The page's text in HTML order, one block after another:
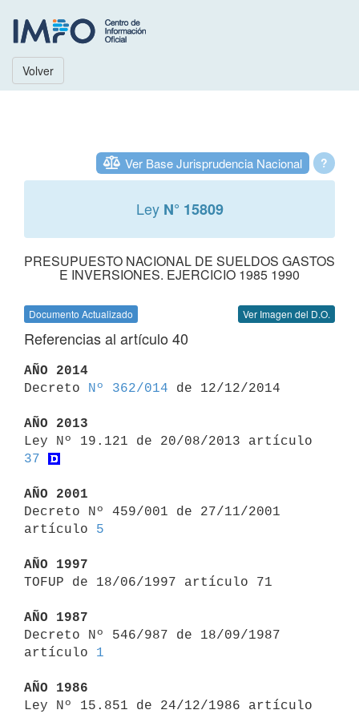
Volver
?
Ver Base Jurisprudencia Nacional
Ley N° 15809
PRESUPUESTO NACIONAL DE SUELDOS GASTOS
E INVERSIONES. EJERCICIO 1985 1990
Documento Actualizado Ver Imagen del D.O.
Referencias al artículo 40
AÑO 2014
Decreto
Nº 362/014 de 12/12/2014
AÑO 2013
37
AÑO 2001
Decreto Nº 459/001 de 27/11/2001
artículo 5
AÑO 1997
TOFUP de 18/06/1997 artículo 71
AÑO 1987
Decreto Nº 546/987 de 18/09/1987
artículo 1
AÑO 1986